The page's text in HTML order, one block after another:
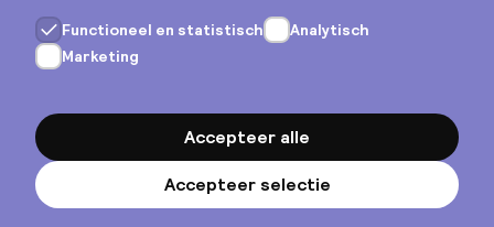
Privacy & cookies
Algemene voorwaarden